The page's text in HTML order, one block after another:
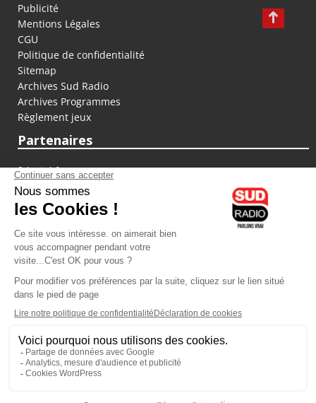
Publicité
Mentions Légales
CGU
Politique de confidentialité
Sitemap
Archives Sud Radio
Archives Programmes
Règlement jeux
Partenaires
fiducial.fr
lyoncapitale.fr
olympique-et-lyonnais.com
L'application Iphone / Android
Téléchargez l'application
Les cookies
Gestion des cookies
Crédit photos : ©Sud Radio / Pierre Olivier